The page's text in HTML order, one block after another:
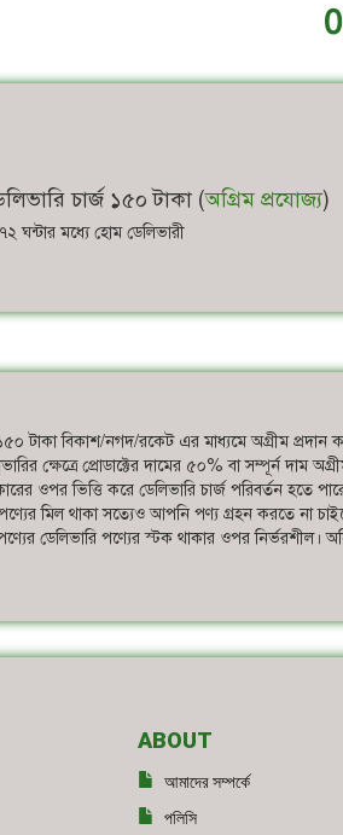
চার্জ ১৫০ টাকা (অগ্রিম প্রযোজ্য)
ঘন্টার মধ্যে হোম ডেলিভারী
টাকা বিকাশ/নগদ/রকেট এর মাধ্যমে অগ্রীম প্রদান
ক্ষেত্রে প্রোডাক্টের দামের ৫০% বা সম্পূর্ন দাম
ওপর ভিত্তি করে ডেলিভারি চার্জ পরিবর্তন হতে
মিল থাকা সত্যেও আপনি পণ্য গ্রহন করতে না
ডেলিভারি পণ্যের স্টক থাকার ওপর নির্ভরশীল।
ABOUT
আমাদের সম্পর্কে
পলিসি